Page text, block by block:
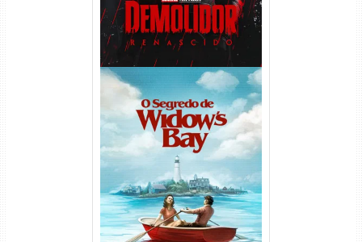
O Segredo de Widow’s Bay
1ª Temporada Torrent (2026)
WEB-DL 1080p Dual Áudio